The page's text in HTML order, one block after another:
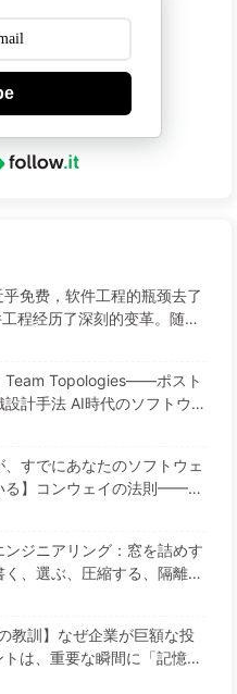
免费，软件工程的瓶颈去了
程经历了深刻的变革。随着
的成本近乎免费了。那么，
，瓶颈主要集中在以下几个
力。开发时间长，成本高
工程师、项目经理等。人力资
业人才来解决。 ## AI 时代的
，软件工程的瓶颈发生了变
，许多自动化工具和技术出
。 * **智能测试**:A
，减少测试时间和成本。 * *
可以提供人工智能助手，帮
Team Topologies——ポスト
計手法 AI時代のソフトウ
り学ぶAI172
、すでにあなたのソフトウェ
る】コンウェイの法則——5
鉄則 AI時代のソフ
ンジニアリング：窓を詰めす
、選ぶ、圧縮する、隔離す
を警戒し、干渉や混乱を防
教訓】なぜ企業が巨額な投
は、重要な瞬間に「記憶喪
90%の性能向上を実現する